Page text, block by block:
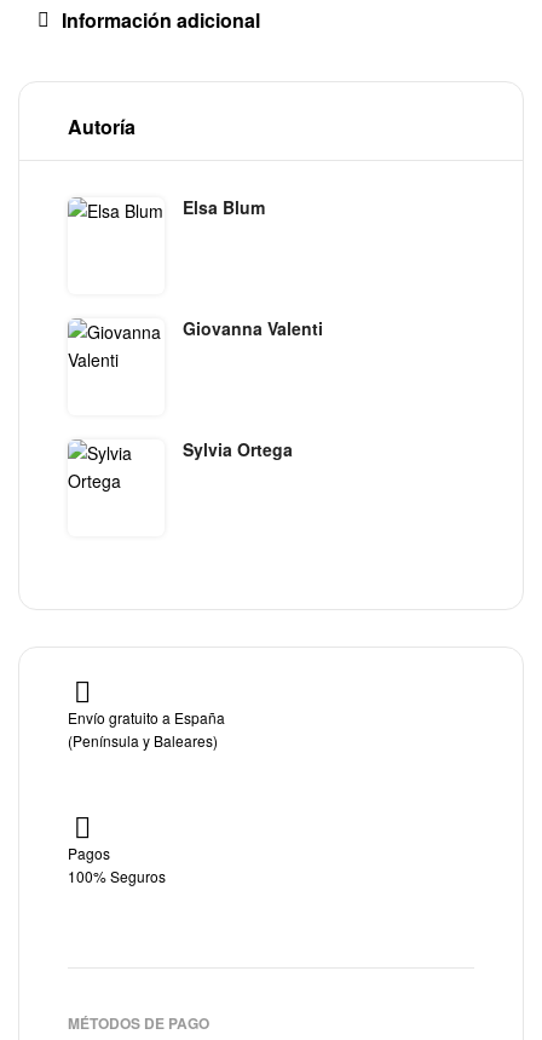
Información adicional
Autoría
Elsa Blum
Giovanna Valenti
Sylvia Ortega
Envío gratuito a España
(Península y Baleares)
Pagos
100% Seguros
MÉTODOS DE PAGO